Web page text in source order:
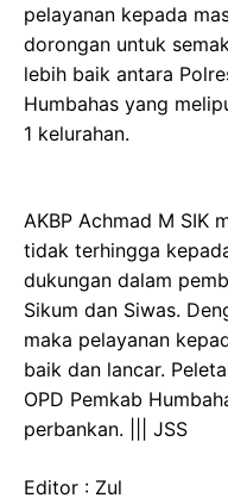
pelayanan kepada
dorongan untuk
lebih baik antara
Humbahas yang
1 kelurahan.
AKBP Achmad M SIK
tidak terhingga
dukungan dalam
Sikum dan Siwas.
maka pelayanan
baik dan lancar.
OPD Pemkab
perbankan. ||| JSS
Editor : Zul